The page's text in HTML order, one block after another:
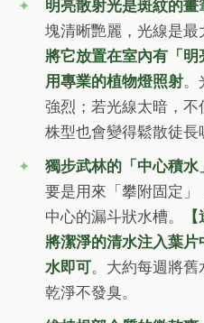
明亮散射光是斑紋的畫
塊清晰艷麗，光線是最
將它放置在室內有「
用專業的植物燈照射。
強烈；若光線太暗，
株型也會變得鬆散徒長
獨步武林的「中心積水
要是用來「攀附固定
中心的漏斗狀水槽。
將潔淨的清水注入葉
水即可。大約每週將
乾淨不發臭。